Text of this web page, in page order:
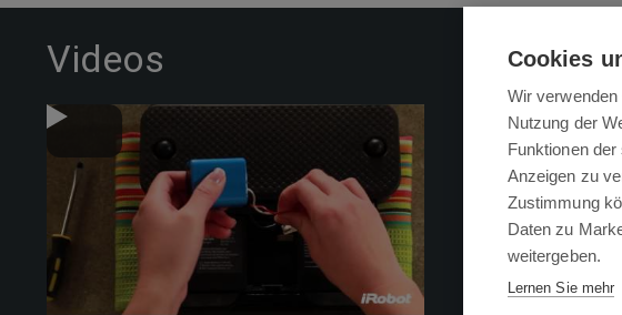
Videos Cookies
Wir
Nutzung der
Funktionen
Anzeigen zu
Zustimmung
Daten zu
weitergeben.
Lernen Sie mehr